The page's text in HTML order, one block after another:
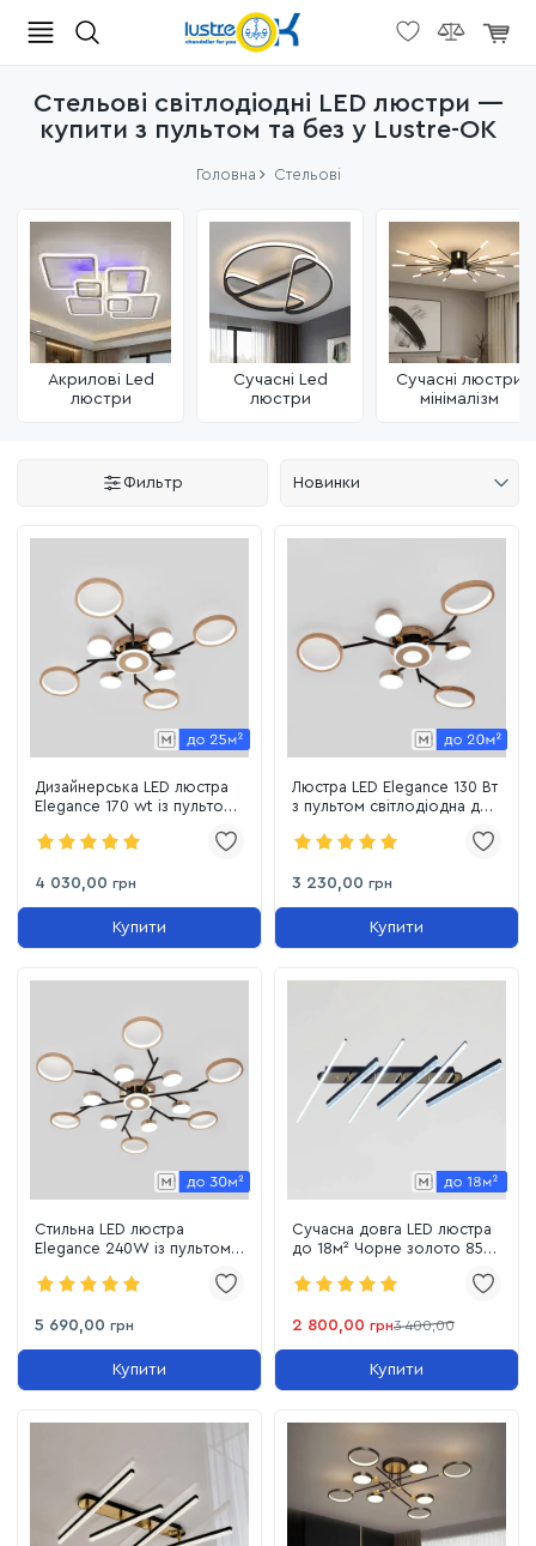
Стельові світлодіодні LED люстри —
купити з пультом та без у Lustre-OK
Головна Стельові
Акрилові Led
люстри
Сучасні Led
люстри
Сучасні люстри
мінімалізм
Фильтр Новинки
Дизайнерська LED люстра
Elegance 170 wt із пультом
корпус
4 030,00 грн
Купити
Люстра LED Elegance 130 Вт
з пультом світлодіодна до
3 230,00 грн
Купити
Стильна LED люстра
Elegance 240W із пультом
5 690,00 грн
Купити
Сучасна довга LED люстра
до 18м² Чорне золото 85W
2 800,00 грн3 400,00
Купити